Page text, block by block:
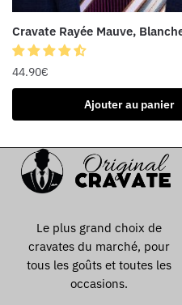
Cravate Rayée Mauve,
44.90€
Ajouter au panier
Le plus grand choix de
cravates du marché, pour
tous les goûts et toutes les
occasions.